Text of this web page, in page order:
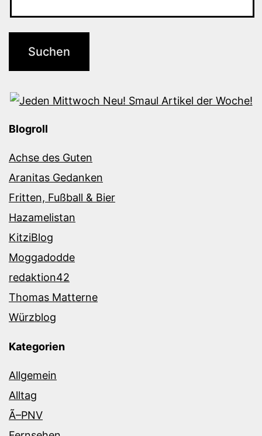
Blogroll
Achse des Guten
Aranitas Gedanken
Fritten, Fußball & Bier
Hazamelistan
KitziBlog
Moggadodde
redaktion42
Thomas Matterne
Würzblog
Kategorien
Allgemein
Alltag
Ã–PNV